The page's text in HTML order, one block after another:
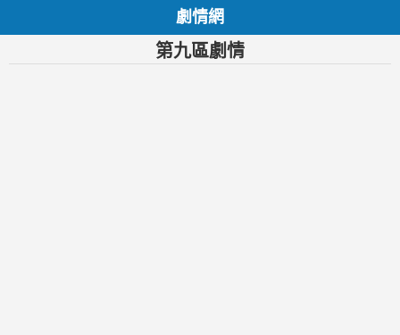
劇情網
第九區劇情